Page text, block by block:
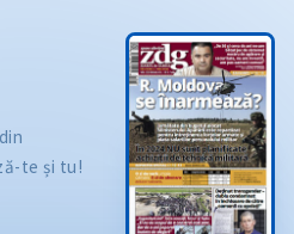
te și tu!